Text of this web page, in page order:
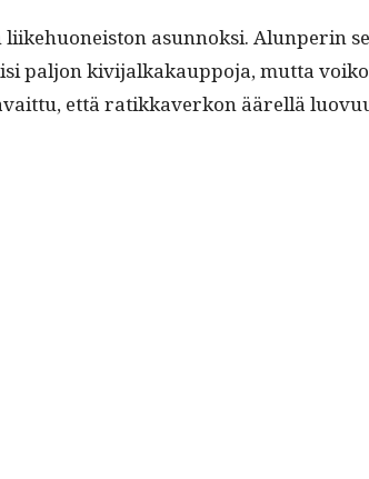
asun­nok­si. Alun­perin
paljon kivi­jalka­kaup­po­ja, mut­ta
että ratikkaverkon äärel­lä